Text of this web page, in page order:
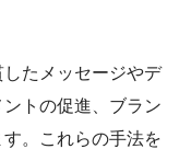
たメッセージやデ
トの促進、ブラン
。これらの手法を